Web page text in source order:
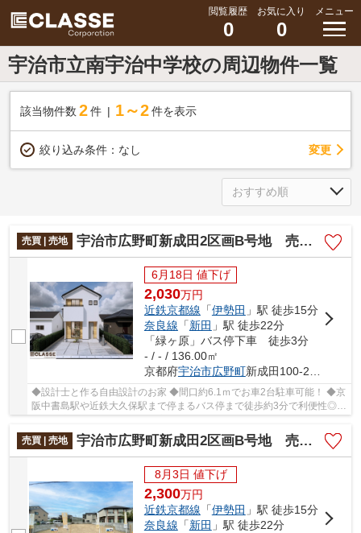
閲覧履歴
0
お気に入り
0
メニュー
宇治市立南宇治中学校の周辺物件一覧
該当物件数 2件 1～2 件を表示
絞り込み条件： なし 変更
売買 | 売地 宇治市広野町新成田2区画B号地 売土地 建築条件付き
6月18日 値下げ
2,030万円
近鉄京都線 「伊勢田 」駅 徒歩15分
奈良線 「新田 」駅 徒歩22分
「緑ヶ原」バス停下車 徒歩3分
- / - / 136.00㎡
京都府宇治市広野町新成田100-278
◆設計士と作る自由設計のお家 ◆間口約6.1ｍでお車2台駐車可能！ ◆京
阪中書島駅や近鉄大久保駅まで停まるバス停まで徒歩約3分で利便性◎
売買 | 売地
宇治市広野町新成田2区画B号地 売土地 建築条件無し
8月3日 値下げ
2,300万円
近鉄京都線 「伊勢田 」駅 徒歩15分
奈良線 「新田 」駅 徒歩22分